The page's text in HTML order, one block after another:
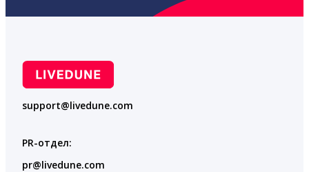
support@livedune.com
PR-отдел:
pr@livedune.com